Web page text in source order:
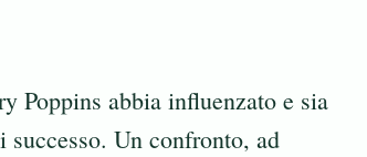
Poppins abbia influenzato e sia
Un confronto, ad